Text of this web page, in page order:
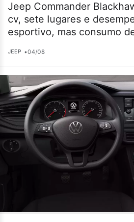
Jeep Commander
cv, sete lugares e
esportivo, mas consumo
JEEP •04/08